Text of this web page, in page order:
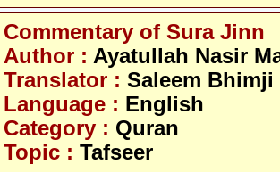
Commentary of Sura Jinn
Author : Ayatullah Nasir
Translator : Saleem Bhimji
Language : English
Category : Quran
Topic : Tafseer